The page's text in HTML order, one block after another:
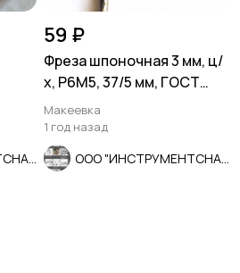
59 ₽
Фреза шпоночная 3 мм, ц/
х, Р6М5, 37/5 мм, ГОСТ
9140-78, СССР.
Макеевка
1 год назад